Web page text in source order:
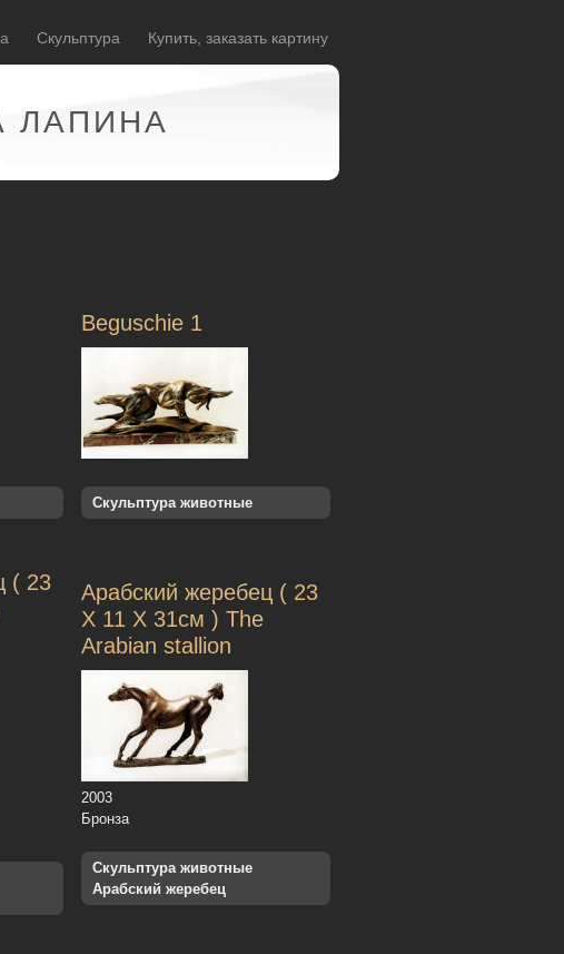
Скульптура Купить, заказать картину
ЛАПИНА
Beguschie 1
Скульптура животные
( 23
Арабский жеребец ( 23
Х 11 Х 31см ) The
Arabian stallion
2003
Бронза
Скульптура животные
Арабский жеребец